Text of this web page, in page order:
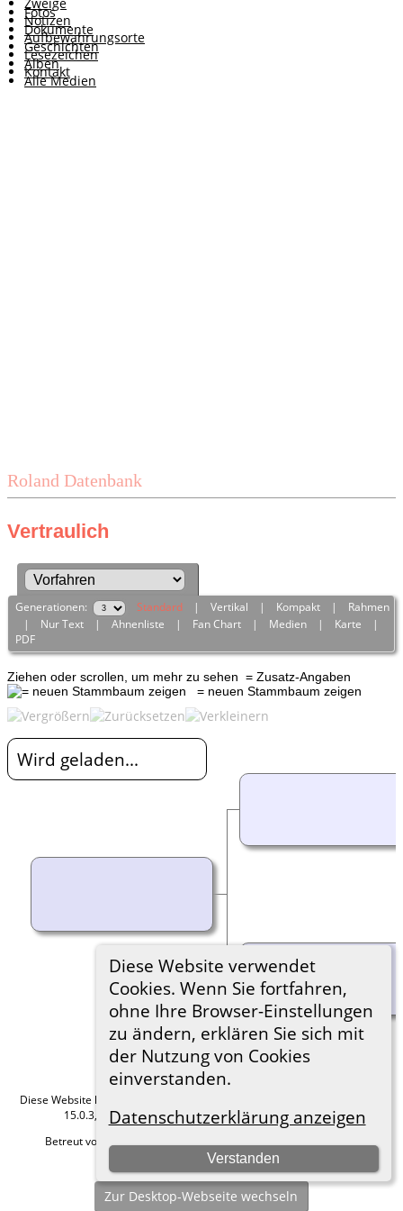
Fotos
Dokumente
Geschichten
Alben
Alle Medien
Notizen
Aufbewahrungsorte
Lesezeichen
Kontakt
Roland Datenbank
Diese Website verwendet
Cookies. Wenn Sie fortfahren,
ohne Ihre Browser-Einstellungen
zu ändern, erklären Sie sich mit
der Nutzung von Cookies
einverstanden.
Datenschutzerklärung anzeigen
Verstanden
Vertraulich
Generationen: Standard |Vertikal | Kompakt | Rahmen
| Nur Text |Ahnenliste | Fan Chart | Medien | Karte |
PDF
Ziehen oder scrollen, um mehr zu sehen = Zusatz-Angaben
= neuen Stammbaum zeigen
Wird geladen...
Diese Website läuft mit
15.0.3, programmiert von Darrin Lythgoe © 2001-2026.
Betreut von
Hier geht es zum Impressum
Zur Desktop-Webseite wechseln